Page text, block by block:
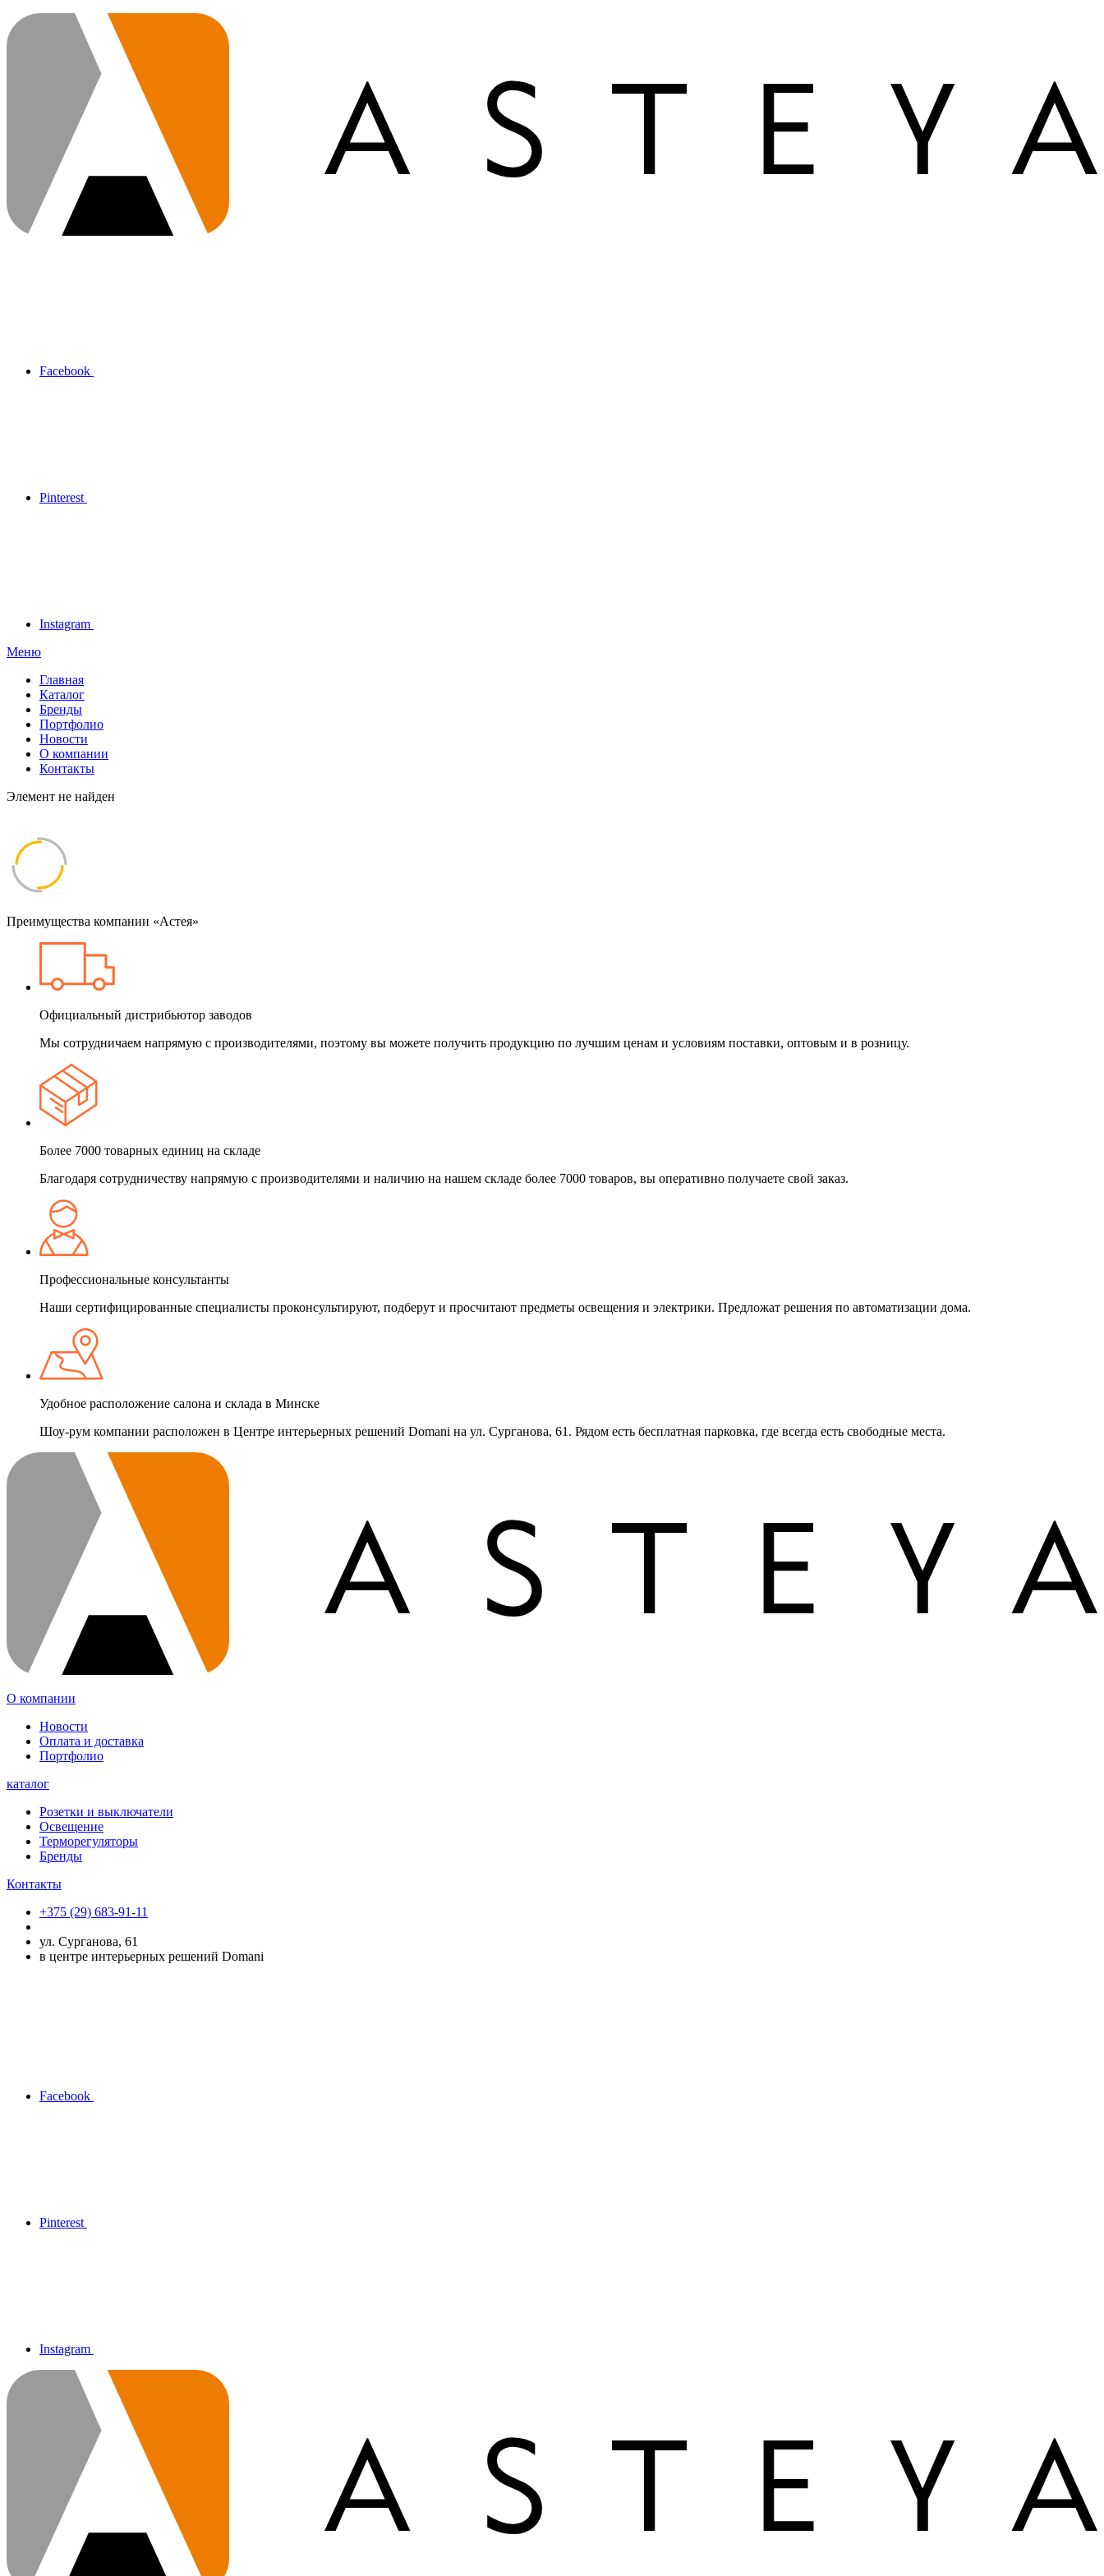
Facebook
Pinterest
Instagram
Меню
Главная
Каталог
Бренды
Портфолио
Новости
О компании
Контакты
Элемент не найден
Преимущества компании «Астея»
Официальный дистрибьютор заводов
Мы сотрудничаем напрямую с производителями, поэтому вы можете получить продукцию по лучшим ценам и условиям поставки, оптовым и в розницу.
Более 7000 товарных единиц на складе
Благодаря сотрудничеству напрямую с производителями и наличию на нашем складе более 7000 товаров, вы оперативно получаете свой заказ.
Профессиональные консультанты
Наши сертифицированные специалисты проконсультируют, подберут и просчитают предметы освещения и электрики. Предложат решения по автоматизации дома.
Удобное расположение салона и склада в Минске
Шоу-рум компании расположен в Центре интерьерных решений Domani на ул. Сурганова, 61. Рядом есть бесплатная парковка, где всегда есть свободные места.
О компании
Новости
Оплата и доставка
Портфолио
каталог
Розетки и выключатели
Освещение
Терморегуляторы
Бренды
Контакты
+375 (29) 683-91-11
ул. Сурганова, 61
в центре интерьерных решений Domani
Facebook
Pinterest
Instagram